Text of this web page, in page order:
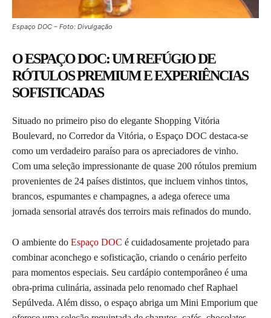
Espaço DOC – Foto: Divulgação
O ESPAÇO DOC: UM REFÚGIO DE
RÓTULOS PREMIUM E EXPERIÊNCIAS
SOFISTICADAS
Situado no primeiro piso do elegante Shopping Vitória
Boulevard, no Corredor da Vitória, o Espaço DOC destaca-se
como um verdadeiro paraíso para os apreciadores de vinho.
Com uma seleção impressionante de quase 200 rótulos premium
provenientes de 24 países distintos, que incluem vinhos tintos,
brancos, espumantes e champagnes, a adega oferece uma
jornada sensorial através dos terroirs mais refinados do mundo.
O ambiente do Espaço DOC é cuidadosamente projetado para
combinar aconchego e sofisticação, criando o cenário perfeito
para momentos especiais. Seu cardápio contemporâneo é uma
obra-prima culinária, assinada pelo renomado chef Raphael
Sepúlveda. Além disso, o espaço abriga um Mini Emporium que